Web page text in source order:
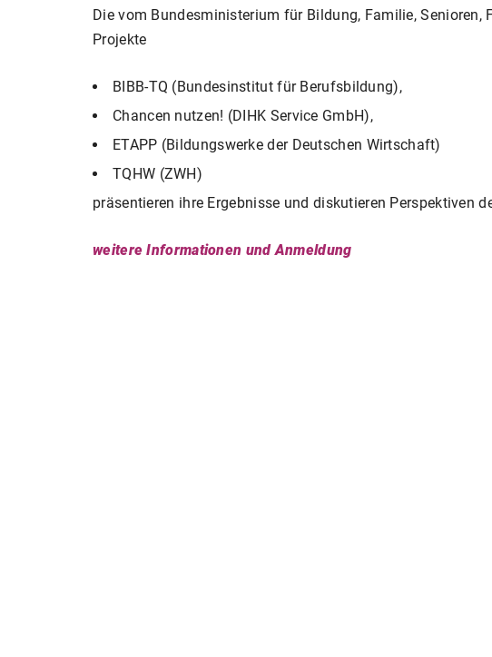
Die vom Bundesministerium für Bildung, Familie, Senioren,
Projekte
BIBB-TQ (Bundesinstitut für Berufsbildung),
Chancen nutzen! (DIHK Service GmbH),
ETAPP (Bildungswerke der Deutschen Wirtschaft)
TQHW (ZWH)
präsentieren ihre Ergebnisse und diskutieren Perspektiven
weitere Informationen und Anmeldung